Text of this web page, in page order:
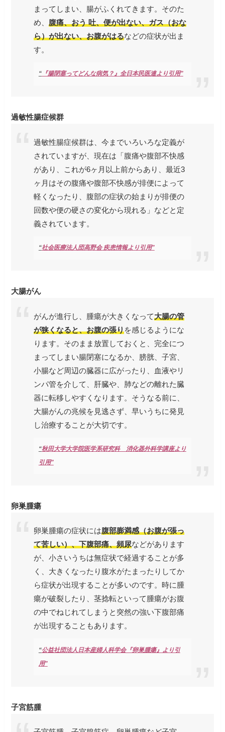
まってしまい、腸がふくれてきます。そのた
め、腹痛、おう 吐、便が出ない、ガス（おな
ら）が出ない、お腹がはるなどの症状が出ま
す。
“『腸閉塞ってどんな病気？』全日本民医連より引用”
過敏性腸症候群
過敏性腸症候群は、今までいろいろな定義が
されていますが、現在は「腹痛や腹部不快感
があり、これが6ヶ月以上前からあり、最近3
ヶ月はその腹痛や腹部不快感が排便によって
軽くなったり、腹部の症状の始まりが排便の
回数や便の硬さの変化から現れる」などと定
義されています。
“社会医療法人団高野会 疾患情報より引用”
大腸がん
がんが進行し、腫瘍が大きくなって大腸の管
が狭くなると、お腹の張りを感じるようにな
ります。そのまま放置しておくと、完全につ
まってしまい腸閉塞になるか、膀胱、子宮、
小腸など周辺の臓器に広がったり、血液やリ
ンパ管を介して、肝臓や、肺などの離れた臓
器に転移しやすくなります。そうなる前に、
大腸がんの兆候を見逃さず、早いうちに発見
し治療することが大切です。
“秋田大学大学院医学系研究科 消化器外科学講座より
引用”
卵巣腫瘍
卵巣腫瘍の症状には腹部膨満感（お腹が張っ
て苦しい）、下腹部痛、頻尿などがあります
が、小さいうちは無症状で経過することが多
く、大きくなったり腹水がたまったりしてか
ら症状が出現することが多いのです。時に腫
瘍が破裂したり、茎捻転といって腫瘍がお腹
の中でねじれてしまうと突然の強い下腹部痛
が出現することもあります。
“公益社団法人日本産婦人科学会『卵巣腫瘍』より引
用”
子宮筋腫